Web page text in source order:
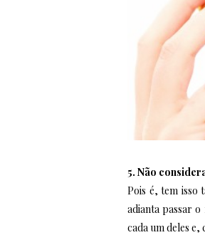
5. Não
Pois é, tem isso
adianta passar
cada um deles